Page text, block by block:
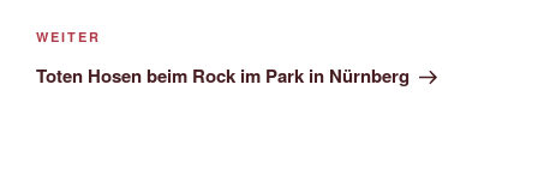
Nächster
Beitrag
WEITER
Toten Hosen beim Rock im Park in Nürnberg